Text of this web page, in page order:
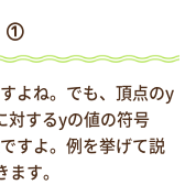
①
よね。でも、頂点のy
対するyの値の符号
すよ。例を挙げて説
す。